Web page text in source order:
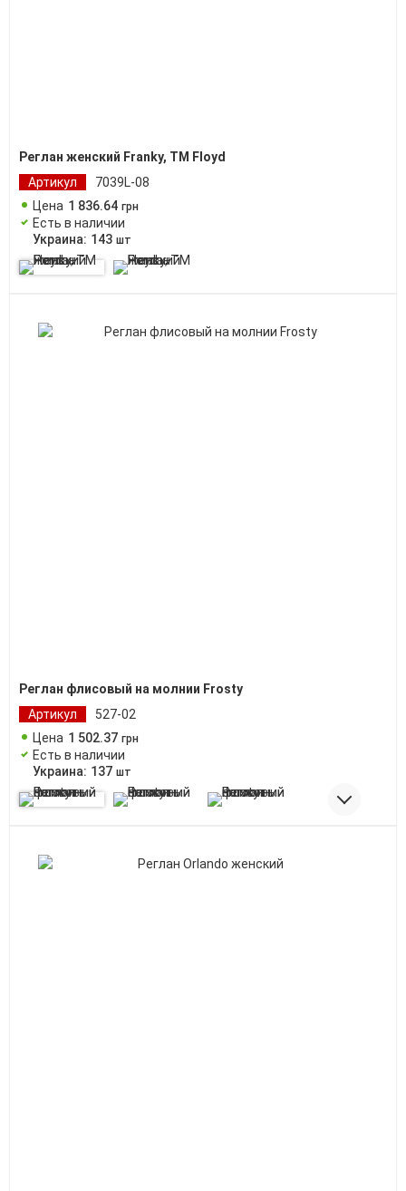
Реглан женский Franky, TM Floyd
Артикул
7039L-08
Цена 1 836.64 грн
Есть в наличии
Украина: 143 шт
Реглан флисовый на молнии Frosty
Артикул
527-02
Цена 1 502.37 грн
Есть в наличии
Украина: 137 шт